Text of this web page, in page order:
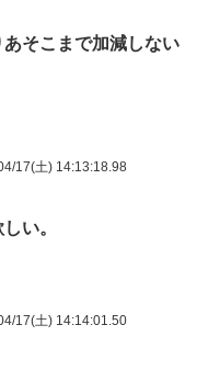
そこまで加減しない
17(土) 14:13:18.98
い。
17(土) 14:14:01.50